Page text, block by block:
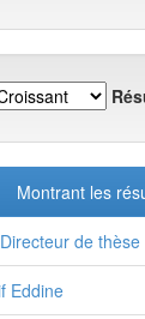
Montrant les
de thèse
Eddine